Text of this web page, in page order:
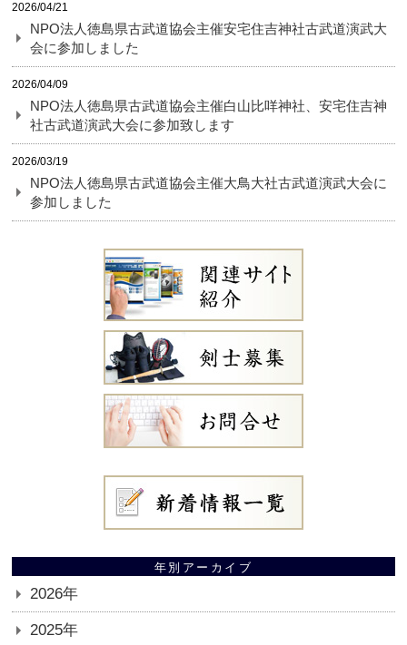
2026/04/21
NPO法人徳島県古武道協会主催安宅住吉神社古武道演武大
会に参加しました
2026/04/09
NPO法人徳島県古武道協会主催白山比咩神社、安宅住吉神
社古武道演武大会に参加致します
2026/03/19
NPO法人徳島県古武道協会主催大鳥大社古武道演武大会に
参加しました
年別アーカイブ
2026年
2025年